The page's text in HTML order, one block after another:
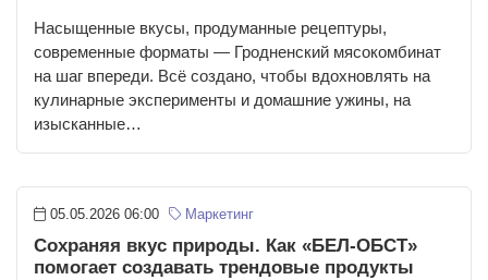
Насыщенные вкусы, продуманные рецептуры,
современные форматы — Гродненский мясокомбинат
на шаг впереди. Всё создано, чтобы вдохновлять на
кулинарные эксперименты и домашние ужины, на
изысканные…
05.05.2026 06:00 Маркетинг
Сохраняя вкус природы. Как «БЕЛ-ОБСТ»
помогает создавать трендовые продукты